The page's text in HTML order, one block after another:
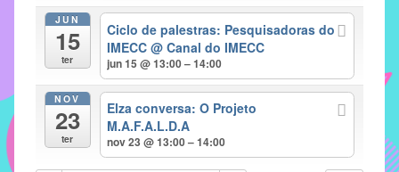
problemas
verificados
instituto,
JUN
15
ter
Ciclo de palestras: Pesquisadoras do
IMECC@ Canal do IMECC
jun 15 @ 13:00 – 14:00
NOV
23
ter
Elza conversa: O Projeto
M.A.F.A.L.D.A
nov 23 @ 13:00 – 14:00